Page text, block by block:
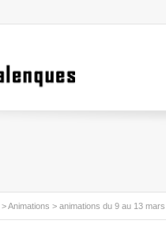
>Animations > animations du 9 au 13 mars